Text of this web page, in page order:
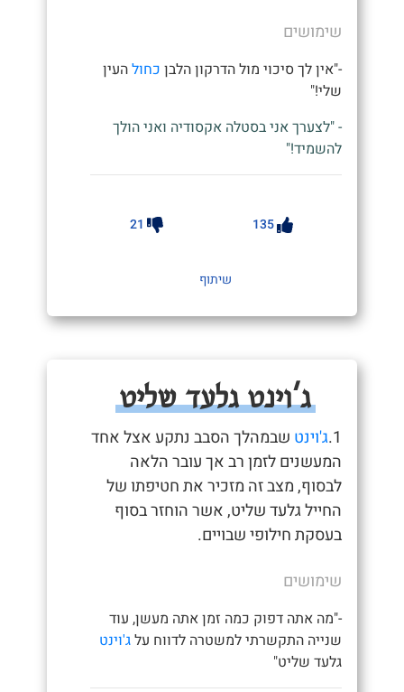
שימושים
-"אין לך סיכוי מול הדרקון הלבן כחולהעין
שלי!"
- "לצערך אני בסטלה אקסודיה ואני הולך
להשמיד!"
135
21
שיתוף
ג'וינט גלעד שליט
1. ג'וינט שבמהלך הסבב נתקע אצל אחד
המעשנים לזמן רב אך עובר הלאה
לבסוף, מצב זה מזכיר את חטיפתו של
החייל גלעד שליט, אשר הוחזר בסוף
בעסקת חילופי שבויים.
שימושים
-"מה אתה דפוק כמה זמן אתה מעשן, עוד
שנייה התקשרתי למשטרה לדווח עלג'וינט
גלעד שליט"